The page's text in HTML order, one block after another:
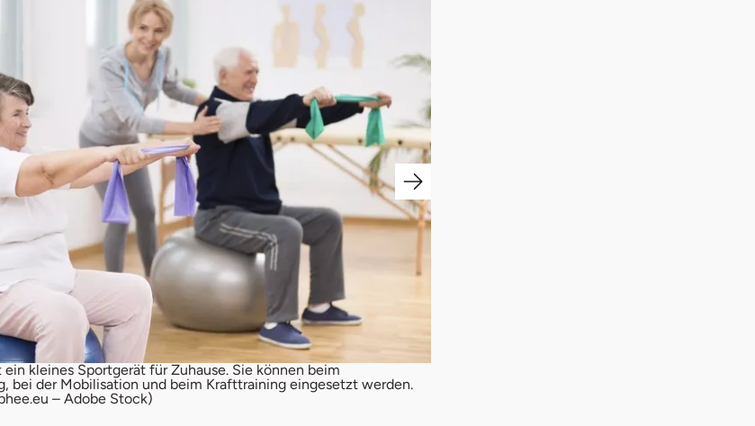
ein kleines Sportgerät für Zuhause. Sie können beim
bei der Mobilisation und beim Krafttraining eingesetzt werden.
– Adobe Stock)